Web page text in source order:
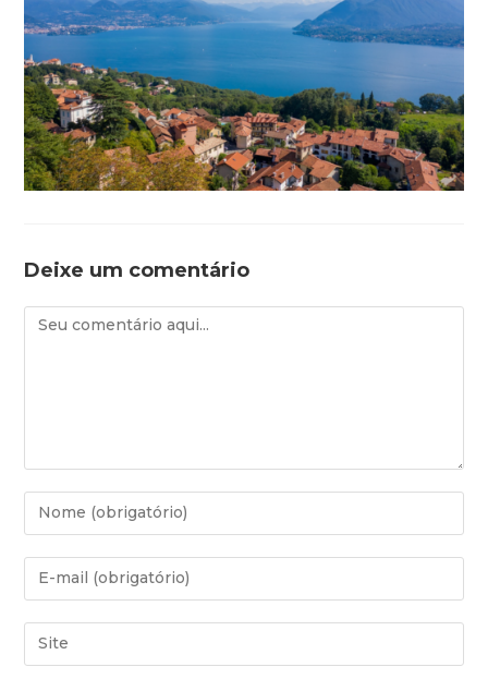
Deixe um comentário
Comentário
Digite
seu
nome
ou
de
usuário
Digite
seu
endereço
de
Digite
o